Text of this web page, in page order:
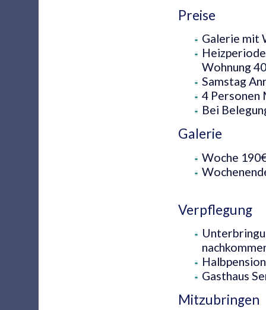
Preise
Galerie mit
Wohnung
Samstag
4 Personen
Bei
Galerie
Woche
Verpflegung
Gasthaus
Mitzubringen